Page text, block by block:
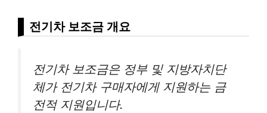
전기차 보조금 개요
전기차 보조금은 정부 및 지방자치단
체가 전기차 구매자에게 지원하는 금
전적 지원입니다.